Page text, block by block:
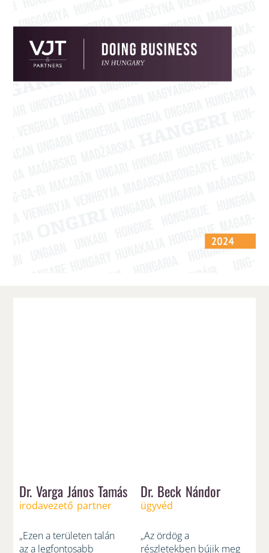
Dr. Varga János Tamás
irodavezető partner
„Ezen a területen talán
az a legfontosabb
Dr. Beck Nándor
ügyvéd
„Az ördög a
részletekben bújik meg